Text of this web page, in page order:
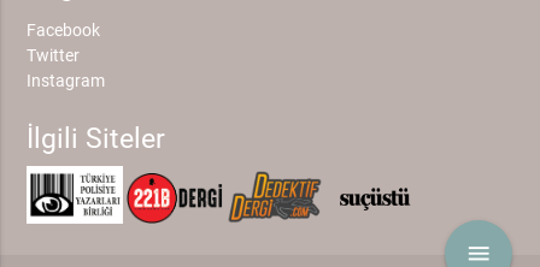
menu
Facebook
Twitter
Instagram
İlgili Siteler